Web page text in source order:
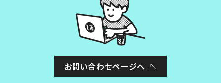
お問い合わせページへ